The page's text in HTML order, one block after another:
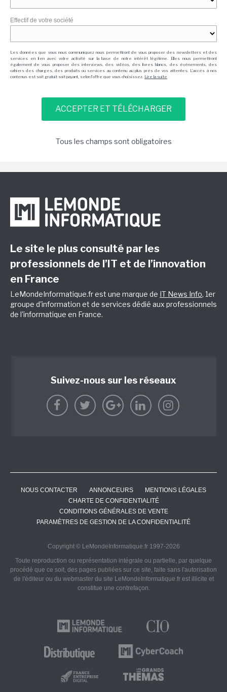
Effectif de votre société
Les données que vous nous communiquez nous permettront de vous proposer des newsletters et des
services en lien avec votre activité sur la base de notre intérêt légitime. Elles nous permettront
également de vous proposer des interviews, des vidéos, des livres blancs, des événements, des
cahiers des charges, des produits ou services au contenu au plus près de vos attentes. L'accès à nos
contenus est soit gratuit soit payant, selon l'offre que vous choisissez. Lire la suite
Tous les champs sont obligatoires
Le site le plus consulté par les
professionnels de l’IT et de l’innovation
en France
LeMondeInformatique.fr est une marque de IT News Info, 1er
groupe d'information et de services dédié aux professionnels
de l'informatique en France.
Suivez-nous sur les réseaux
NOUS CONTACTER ANNONCEURS
MENTIONS LÉGALES
CHARTE DE CONFIDENTIALITÉ
CONDITIONS GÉNÉRALES DE VENTE
PARAMÈTRES DE GESTION DE LA CONFIDENTIALITÉ
Copyright © LeMondeInformatique.fr 1997-2026
Toute reproduction ou représentation intégrale ou partielle, par quelque
procédé que ce soit, des pages publiées sur ce site, faite sans l'autorisation
de l'éditeur ou du webmaster du site LeMondeInformatique.fr est illicite et
constitue une contrefaçon.